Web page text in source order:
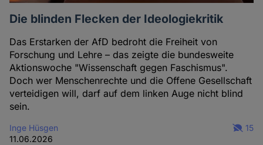
Die blinden Flecken der Ideologiekritik
Das Erstarken der AfD bedroht die Freiheit von
Forschung und Lehre – das zeigte die bundesweite
Aktionswoche "Wissenschaft gegen Faschismus".
Doch wer Menschenrechte und die Offene Gesellschaft
verteidigen will, darf auf dem linken Auge nicht blind
sein.
Inge Hüsgen
11.06.2026
15